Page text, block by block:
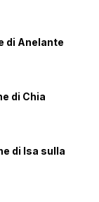
di Anelante
di Chia
di Isa sulla